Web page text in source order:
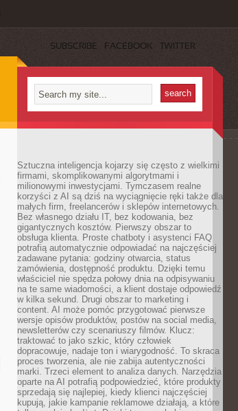
SUBSCRIBE FACEBOOK TWITTER
Sztuczna inteligencja kojarzy się często z wielkimi
firmami, skomplikowanymi algorytmami i
milionowymi inwestycjami. Tymczasem realne
korzyści z AI są dziś na wyciągnięcie ręki także dla
małych firm, freelancerów i sklepów internetowych.
Bez własnego działu IT, bez kodowania, bez
gigantycznych kosztów. Pierwszy obszar to
obsługa klienta. Proste chatboty i asystenci FAQ
potrafią automatycznie odpowiadać na najczęściej
zadawane pytania: godziny otwarcia, status
zamówienia, dostępność produktu. Dzięki temu
właściciel nie spędza połowy dnia na odpisywaniu
na te same wiadomości, a klient dostaje odpowiedź
w kilka sekund. Drugi obszar to marketing i
content. AI może pomóc przygotować pierwsze
wersje opisów produktów, postów na social media,
newsletterów czy scenariuszy filmów. Klucz:
traktować to jako szkic, który człowiek
dopracowuje, nadaje ton i wiarygodność. To skraca
proces tworzenia, ale nie zabija autentyczności
marki. Trzeci element to analiza danych. Narzędzia
oparte na AI potrafią podpowiedzieć, które produkty
sprzedają się najlepiej, kiedy klienci najczęściej
kupują, jakie kampanie reklamowe działają, a które